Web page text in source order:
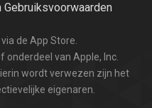
de App Store.
onderdeel van Apple, Inc.
wordt verwezen zijn het
eigenaren.